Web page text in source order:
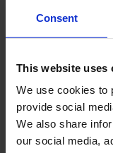
Consent
This website uses
We use cookies to
provide social
We also share
our social media,
Pedalarmar
O005-50-
495KR